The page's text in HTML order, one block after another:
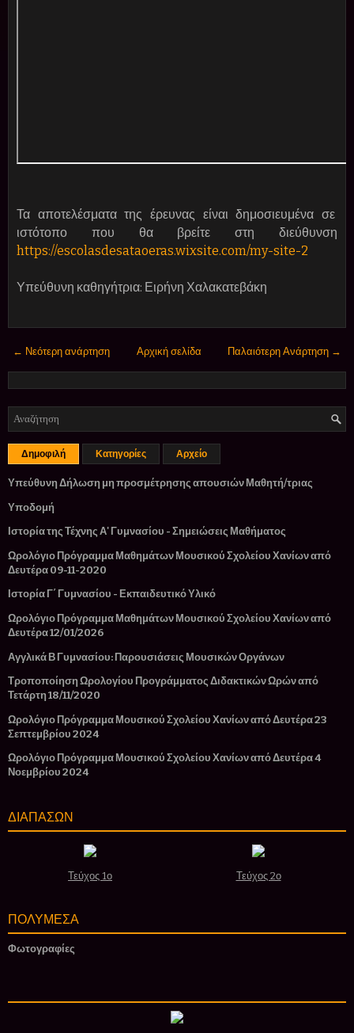
Τα αποτελέσματα της έρευνας είναι δημοσιευμένα σε
ιστότοπο που θα βρείτε στη διεύθυνση
https://escolasdesataoeras.wixsite.com/my-site-2
Υπεύθυνη καθηγήτρια: Ειρήνη Χαλακατεβάκη
← Νεότερη ανάρτηση Παλαιότερη Ανάρτηση →
Αρχική σελίδα
Δημοφιλή Κατηγορίες Αρχείο
Υπεύθυνη Δήλωση μη προσμέτρησης απουσιών Μαθητή/τριας
Υποδομή
Ιστορία της Τέχνης Α' Γυμνασίου - Σημειώσεις Μαθήματος
Ωρολόγιο Πρόγραμμα Μαθημάτων Μουσικού Σχολείου Χανίων από
Δευτέρα 09-11-2020
Ιστορία Γ΄ Γυμνασίου - Εκπαιδευτικό Υλικό
Ωρολόγιο Πρόγραμμα Μαθημάτων Μουσικού Σχολείου Χανίων από
Δευτέρα 12/01/2026
Αγγλικά Β Γυμνασίου: Παρουσιάσεις Μουσικών Οργάνων
Τροποποίηση Ωρολογίου Προγράμματος Διδακτικών Ωρών από
Τετάρτη 18/11/2020
Ωρολόγιο Πρόγραμμα Μουσικού Σχολείου Χανίων από Δευτέρα 23
Σεπτεμβρίου 2024
Ωρολόγιο Πρόγραμμα Μουσικού Σχολείου Χανίων από Δευτέρα 4
Νοεμβρίου 2024
ΔΙΑΠΑΣΩΝ
Τεύχος 1ο Τεύχος 2ο
ΠΟΛΥΜΕΣΑ
Φωτογραφίες